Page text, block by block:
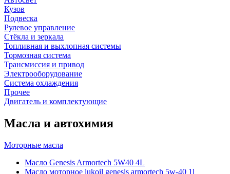
Кузов
Подвеска
Рулевое управление
Стёкла и зеркала
Топливная и выхлопная системы
Тормозная система
Трансмиссия и привод
Электрооборудование
Система охлаждения
Прочее
Двигатель и комплектующие
Масла и автохимия
Моторные масла
Масло Genesis Armortech 5W40 4L
Масло моторное lukoil genesis armortech 5w-40 1l